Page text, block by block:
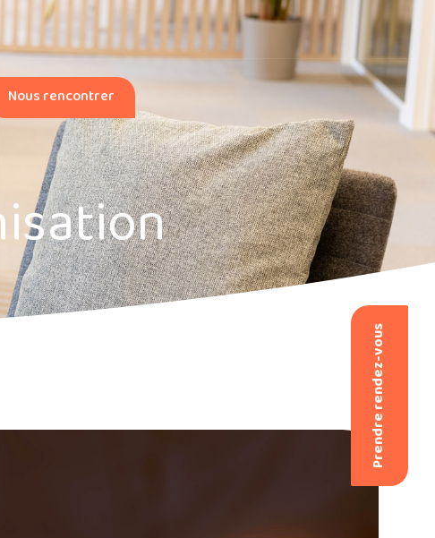
Prendre rendez-vous
Nous rencontrer